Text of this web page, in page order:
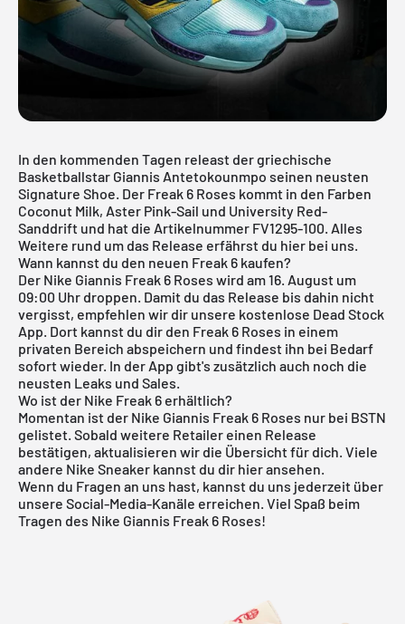
In den kommenden Tagen releast der griechische
Basketballstar Giannis Antetokounmpo seinen neusten
Signature Shoe. Der Freak 6 Roses kommt in den Farben
Coconut Milk, Aster Pink-Sail und University Red-
Sanddrift und hat die Artikelnummer FV1295-100. Alles
Weitere rund um das Release erfährst du hier bei uns.
Wann kannst du den neuen Freak 6 kaufen?
Der Nike Giannis Freak 6 Roses wird am 16. August um
09:00 Uhr droppen. Damit du das Release bis dahin nicht
vergisst, empfehlen wir dir unsere kostenlose Dead Stock
App. Dort kannst du dir den Freak 6 Roses in einem
privaten Bereich abspeichern und findest ihn bei Bedarf
sofort wieder. In der App gibt's zusätzlich auch noch die
neusten Leaks und Sales.
Wo ist der Nike Freak 6 erhältlich?
Momentan ist der Nike Giannis Freak 6 Roses nur bei BSTN
gelistet. Sobald weitere Retailer einen Release
bestätigen, aktualisieren wir die Übersicht für dich. Viele
andere Nike Sneaker kannst du dir hieransehen.
Wenn du Fragen an uns hast, kannst du uns jederzeit über
unsere Social-Media-Kanäle erreichen. Viel Spaß beim
Tragen des Nike Giannis Freak 6 Roses!